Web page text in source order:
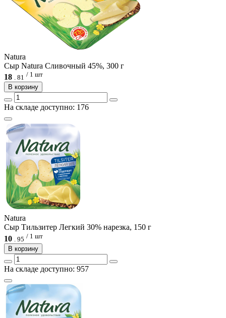
Natura
Сыр Natura Сливочный 45%, 300 г
18 . 81 / 1 шт
В корзину
На складе доступно: 176
Natura
Сыр Тильзитер Легкий 30% нарезка, 150 г
10
95 / 1 шт
В корзину
На складе доступно: 957